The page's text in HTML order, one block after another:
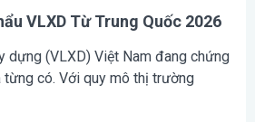
VLXD Từ Trung Quốc 2026
dựng (VLXD) Việt Nam đang chứng
có. Với quy mô thị trường